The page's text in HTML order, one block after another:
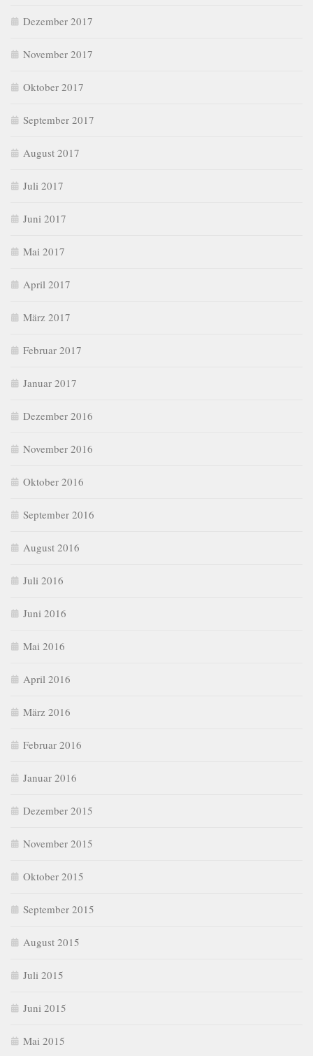
Dezember 2017
November 2017
Oktober 2017
September 2017
August 2017
Juli 2017
Juni 2017
Mai 2017
April 2017
März 2017
Februar 2017
Januar 2017
Dezember 2016
November 2016
Oktober 2016
September 2016
August 2016
Juli 2016
Juni 2016
Mai 2016
April 2016
März 2016
Februar 2016
Januar 2016
Dezember 2015
November 2015
Oktober 2015
September 2015
August 2015
Juli 2015
Juni 2015
Mai 2015